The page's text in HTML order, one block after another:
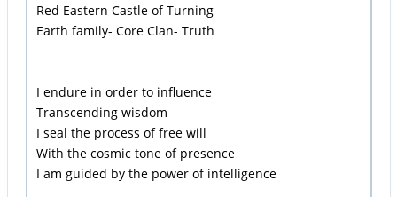
Red Eastern Castle of Turning
Earth family- Core Clan- Truth
I endure in order to influence
Transcending wisdom
I seal the process of free will
With the cosmic tone of presence
I am guided by the power of intelligence